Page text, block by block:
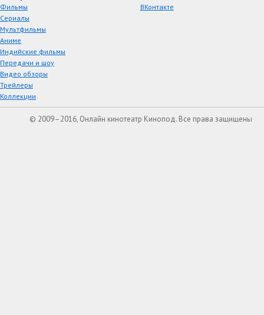
Фильмы
Сериалы
Мультфильмы
Аниме
Индийские фильмы
Передачи и шоу
Видео обзоры
Трейлеры
Коллекции
ВКонтакте
© 2009–2016, Онлайн кинотеатр Кинопод. Все права защищены